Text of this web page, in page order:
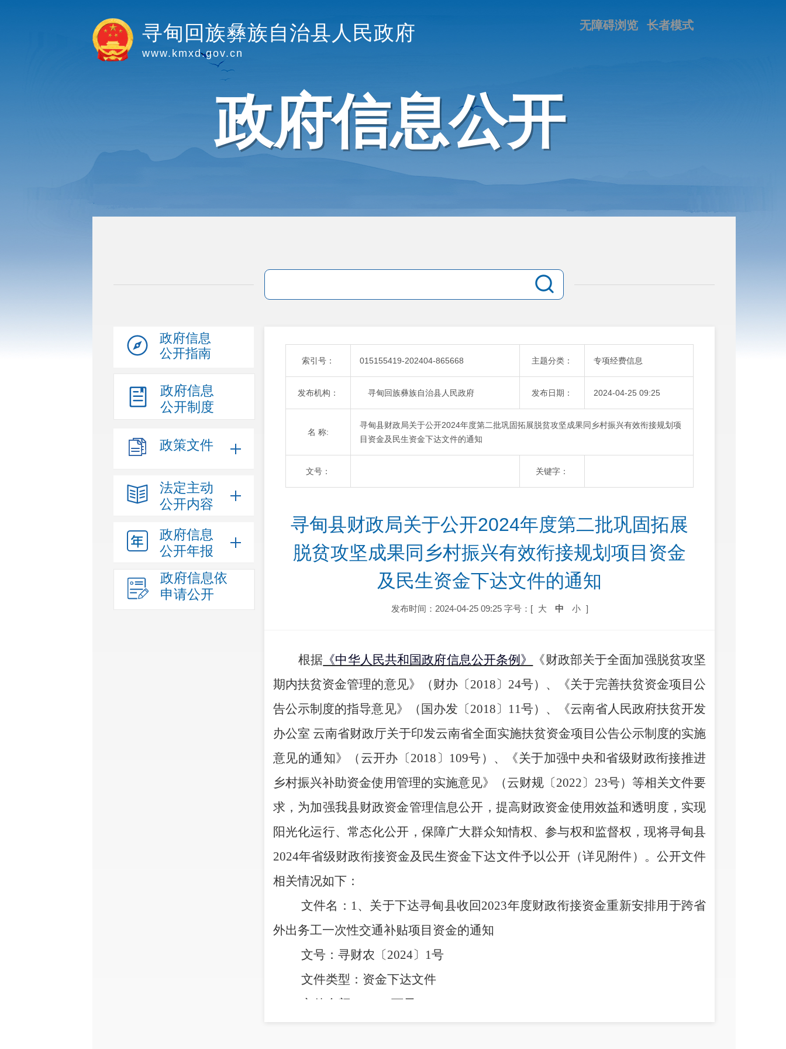
长者模式
无障碍浏览
寻甸回族彝族自治县人民政府
www.kmxd.gov.cn
政府信息公开
政府信息
公开指南
政府信息
公开制度
政策文件
法定主动
公开内容
政府信息
公开年报
政府信息依
申请公开
索引号： 015155419-202404-865668 主题分类： 专项经费信息
发布机构： 寻甸回族彝族自治县人民政府 发布日期： 2024-04-25 09:25
名 称:
寻甸县财政局关于公开2024年度第二批巩固拓展脱贫攻坚成果同乡村振兴有效衔接规划项
目资金及民生资金下达文件的通知
文号： 关键字：
寻甸县财政局关于公开2024年度第二批巩固拓展
脱贫攻坚成果同乡村振兴有效衔接规划项目资金
及民生资金下达文件的通知
发布时间：2024-04-25 09:25 字号：[ 大 中 小 ]
根据 《中华人民共和国政府信息公开条例》
《财政部关于全面加强脱贫攻坚
期内扶贫资金管理的意见》（财办〔2018〕24号） 、
《关于完善扶贫资金项目公
告公示制度的指导意见》（国办发〔2018〕11号） 、
《云南省人民政府扶贫开发
办公室 云南省财政厅关于印发云南省全面实施扶贫资金项目公告公示制度的实施
意见的通知》（云开办〔2018〕109号） 、《关于加强中央和省级财政衔接推进
乡村振兴补助资金使用管理的实施意见》 （云财规〔2022〕23号）等相关文件要
求，为加强我县财政资金管理信息公开，提高财政资金使用效益和透明度，实现
阳光化运行、常态化公开，保障广大群众知情权、参与权和监督权，现将寻甸县
2024年省级财政衔接资金及民生资金下达文件予以公开（详见附件）。公开文件
相关情况如下：
文件名： 1、关于下达寻甸县收回2023年度财政衔接资金重新安排用于跨省
外出务工一次性交通补贴项目资金的通知
文号：寻财农〔2024〕 1号
文件类型：资金下达文件
文件金额：
108.4万元